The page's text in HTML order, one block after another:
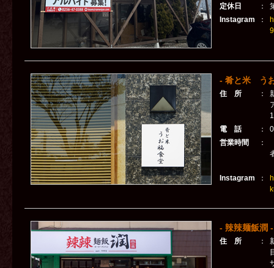
定休日
：
Instagram
：
- 肴と米 う
住 所 ：
電 話
：
営業時間
：
Instagram
：
- 辣辣麺飯潤 -
住 所 ：